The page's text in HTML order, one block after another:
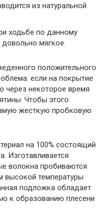
из натуральной
ходьбе по данному
мягкое.
положительного
если на покрытие
через некоторое время
Чтобы этого
жесткую пробковую
на 100% состоящий
Изготавливается
волокна пробиваются
высокой температуры
подложка обладает
к образованию плесени